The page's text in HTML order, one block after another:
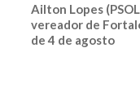
Ailton Lopes
vereador de
de 4 de agosto